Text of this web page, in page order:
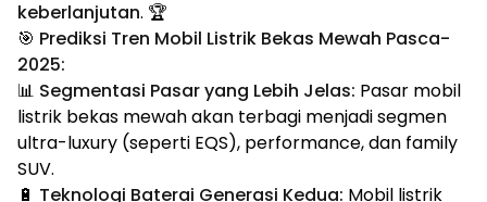
keberlanjutan. 🏆
🎯 Prediksi Tren Mobil Listrik Bekas Mewah Pasca-
2025:
📊 Segmentasi Pasar yang Lebih Jelas: Pasar mobil
listrik bekas mewah akan terbagi menjadi segmen
ultra-luxury (seperti EQS), performance, dan family
SUV.
🔋 Teknologi Baterai Generasi Kedua: Mobil listrik